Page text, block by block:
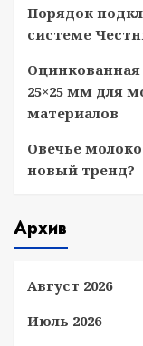
Порядок
системе
Оцинкованная
25×25 мм для
материалов
Овечье
новый тренд?
Архив
Август 2026
Июль 2026